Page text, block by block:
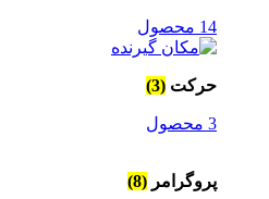
14 محصول
حرکت (3)
3 محصول
پروگرامر (8)